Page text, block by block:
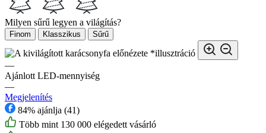
Milyen sűrű legyen a világítás?
Finom Klasszikus Sűrű
*illusztráció
—
Ajánlott LED-mennyiség
—
Megjelenítés
84% ajánlja (41)
Több mint 130 000 elégedett vásárló